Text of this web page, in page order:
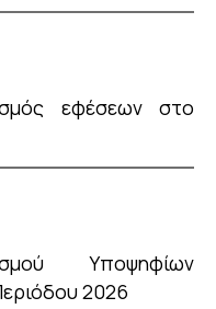
εφέσεων στο
Υποψηφίων
2026